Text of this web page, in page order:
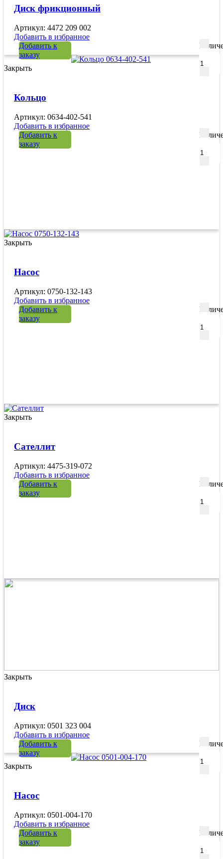
Диск фрикционный
Артикул: 4472 209 002
Добавить в избранное
Добавить к
заказу
Закрыть
Кольцо
Артикул: 0634-402-541
Добавить в избранное
Добавить к
заказу
Закрыть
Насос
Артикул: 0750-132-143
Добавить в избранное
Добавить к
заказу
Закрыть
Сателлит
Артикул: 4475-319-072
Добавить в избранное
Добавить к
заказу
Закрыть
Диск
Артикул: 0501 323 004
Добавить в избранное
Добавить к
заказу
Закрыть
Насос
Артикул: 0501-004-170
Добавить в избранное
Добавить к
заказу